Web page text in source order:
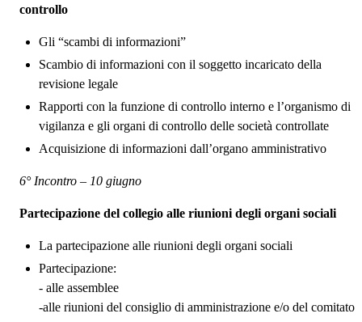
controllo
Gli “scambi di informazioni”
Scambio di informazioni con il soggetto incaricato della
revisione legale
Rapporti con la funzione di controllo interno e l’organismo di
vigilanza e gli organi di controllo delle società controllate
Acquisizione di informazioni dall’organo amministrativo
6° Incontro – 10 giugno
Partecipazione del collegio alle riunioni degli organi sociali
La partecipazione alle riunioni degli organi sociali
Partecipazione:
- alle assemblee
-alle riunioni del consiglio di amministrazione e/o del comitato